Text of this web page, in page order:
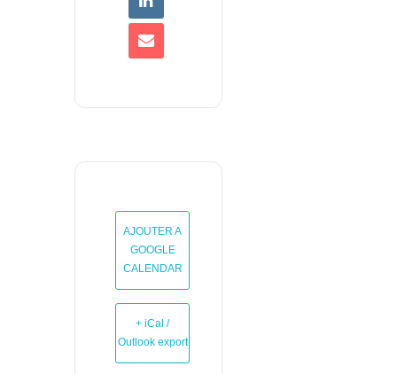
AJOUTER A
GOOGLE
CALENDAR
+ iCal /
Outlook export